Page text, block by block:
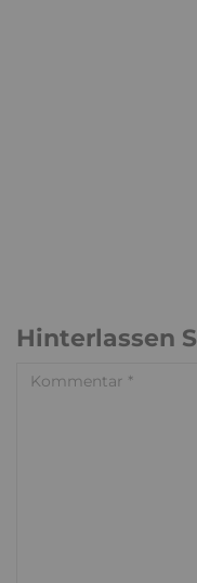
Hinterlassen